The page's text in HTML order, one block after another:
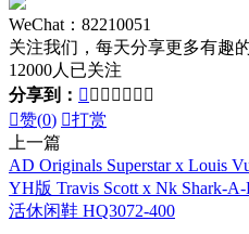
WeChat：82210051
关注我们，每天分享更多有趣
12000人已关注
分享到：       
赞(0) 打赏
上一篇
AD Originals Superstar x Louis
YH版 Travis Scott x Nk Shark-
活休闲鞋 HQ3072-400